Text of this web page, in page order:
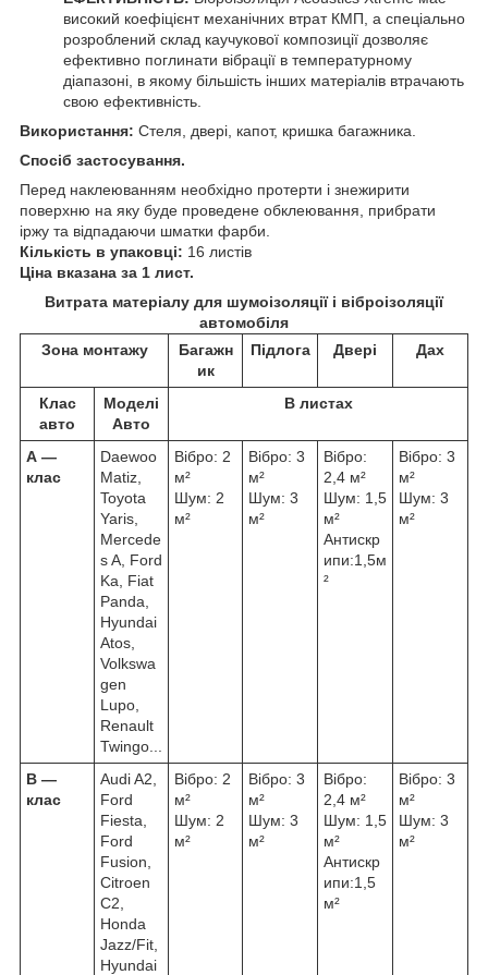
високий коефіцієнт механічних втрат КМП, а спеціально
розроблений склад каучукової композиції дозволяє
ефективно поглинати вібрації в температурному
діапазоні, в якому більшість інших матеріалів втрачають
свою ефективність.
Використання: Стеля, двері, капот, кришка багажника.
Спосіб застосування.
Перед наклеюванням необхідно протерти і знежирити
поверхню на яку буде проведене обклеювання, прибрати
іржу та відпадаючи шматки фарби.
Кількість в упаковці: 16 листів
Ціна вказана за 1 лист.
Витрата матеріалу для шумоізоляції і віброізоляції
автомобіля
Зона монтажу
Багажн
ик
Підлога Двері Дах
Клас
авто
Моделі
Авто
В листах
А ―
клас
Daewoo
Matiz,
Toyota
Yaris,
Mercede
s A, Ford
Ka, Fiat
Panda,
Hyundai
Atos,
Volkswa
gen
Lupo,
Renault
Twingo...
Вібро: 2
м²
Шум: 2
м²
Вібро: 3
м²
Шум: 3
м²
Вібро:
2,4 м²
Шум: 1,5
м²
Антискр
ипи:1,5м
²
Вібро: 3
м²
Шум: 3
м²
В ―
клас
Audi A2,
Ford
Fiesta,
Ford
Fusion,
Citroen
C2,
Honda
Jazz/Fit,
Hyundai
Вібро: 2
м²
Шум: 2
м²
Вібро: 3
м²
Шум: 3
м²
Вібро:
2,4 м²
Шум: 1,5
м²
Антискр
ипи:1,5
м²
Вібро: 3
м²
Шум: 3
м²